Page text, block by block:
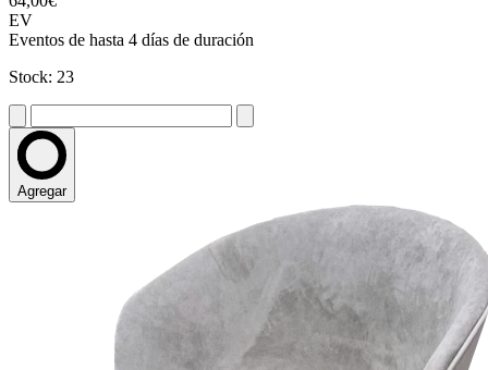
EV
Eventos de hasta 4 días de duración
Stock: 23
Agregar